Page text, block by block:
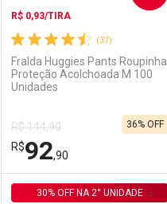
Comprar sem Desconto
Por R$ 102,99/cada
Comprar sem Desconto
Por R$ 102,99/cada
(37)
R$ 0,93/TIRA
Fralda Huggies Pants Roupinha
Proteção Acolchoada M 100
Unidades
R$ 144,90
R$92,90
36% OFF
30% OFF NA 2° UNIDADE